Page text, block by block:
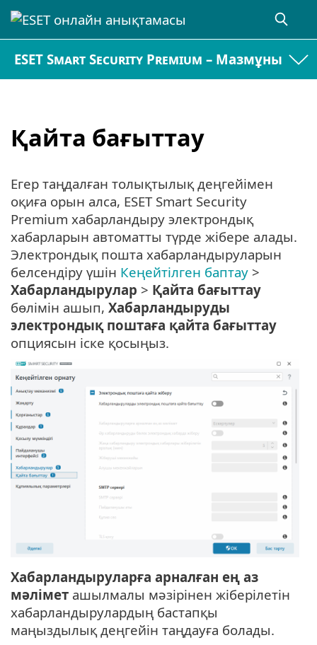
ESET Smart Security Premium – Мазмұны
Қайта бағыттау
Егер таңдалған толықтылық деңгейімен
оқиға орын алса, ESET Smart Security
Premium хабарландыру электрондық
хабарларын автоматты түрде жібере алады.
Электрондық пошта хабарландыруларын
белсендіру үшін Кеңейтілген баптау >
Хабарландырулар > Қайта бағыттау
бөлімін ашып, Хабарландыруды
электрондық поштаға қайта бағыттау
опциясын іске қосыңыз.
Хабарландыруларға арналған ең аз
мәлімет ашылмалы мәзірінен жіберілетін
хабарландырулардың бастапқы
маңыздылық деңгейін таңдауға болады.